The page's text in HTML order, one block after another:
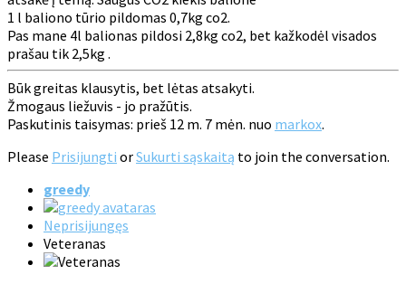
1 l baliono tūrio pildomas 0,7kg co2.
Pas mane 4l balionas pildosi 2,8kg co2, bet kažkodėl visados
prašau tik 2,5kg .
Būk greitas klausytis, bet lėtas atsakyti.
Žmogaus liežuvis - jo pražūtis.
Paskutinis taisymas: prieš 12 m. 7 mėn. nuo markox.
Please Prisijungti orSukurti sąskaitą to join the conversation.
greedy
Neprisijungęs
Veteranas